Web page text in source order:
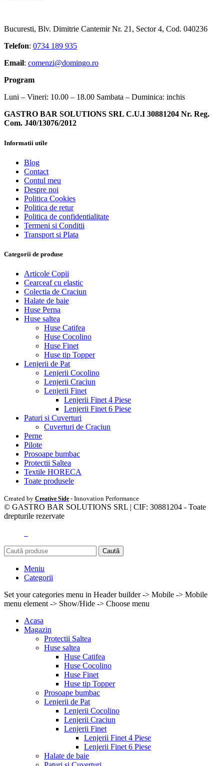
Bucuresti, Blv. Dimitrie Cantemir Nr. 21, Sector 4, Cod. 040236
Telefon: 0734 189 935
Email: comenzi@domingo.ro
Program
Luni – Vineri: 10.00 – 18.00 Sambata – Duminica: inchis
GASTRO BAR SOLUTIONS SRL C.U.I 30881204 Nr. Reg.
Com. J40/13076/2012
Informatii utile
Blog
Contact
Contul meu
Despre noi
Politica Cookies
Politica de retur
Politica de confidentialitate
Termeni si Conditii
Transport si Plata
Categorii de produse
Articole Copii
Cearceaf cu elastic
Colectia de Craciun
Halate de baie
Huse Perna
Huse saltea
Huse Catifea
Huse Cocolino
Huse Finet
Huse tip Topper
Lenjerii de Pat
Lenjerii Cocolino
Lenjerii Craciun
Lenjerii Finet
Lenjerii Finet 4 Piese
Lenjerii Finet 6 Piese
Paturi si Cuverturi
Cuverturi de Craciun
Perne
Pilote
Prosoape bumbac
Protectii Saltea
Textile HORECA
Toate produsele
Created by Creative Side - Innovation Performance
© GASTRO BAR SOLUTIONS SRL | CIF: 30881204 - Toate
drepturile rezervate
Caută
Meniu
Categorii
Set your categories menu in Header builder -> Mobile -> Mobile
menu element -> Show/Hide -> Choose menu
Acasa
Magazin
Protectii Saltea
Huse saltea
Huse Catifea
Huse Cocolino
Huse Finet
Huse tip Topper
Prosoape bumbac
Lenjerii de Pat
Lenjerii Cocolino
Lenjerii Craciun
Lenjerii Finet
Lenjerii Finet 4 Piese
Lenjerii Finet 6 Piese
Halate de baie